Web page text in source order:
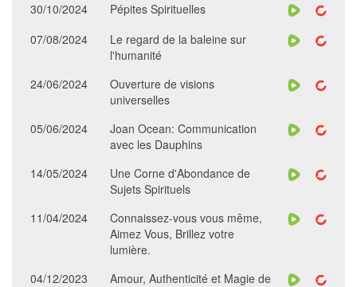
30/10/2024
Pépites Spirituelles
07/08/2024
Le regard de la baleine sur
l'humanité
24/06/2024
Ouverture de visions
universelles
05/06/2024
Joan Ocean: Communication
avec les Dauphins
14/05/2024
Une Corne d'Abondance de
Sujets Spirituels
11/04/2024
Connaissez-vous vous même,
Aimez Vous, Brillez votre
lumière.
04/12/2023
Amour, Authenticité et Magie de